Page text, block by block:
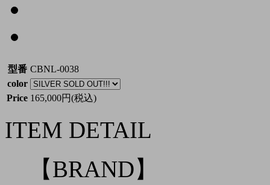
型番 CBNL-0038
color
Price 165,000円(税込)
ITEM DETAIL
【BRAND】